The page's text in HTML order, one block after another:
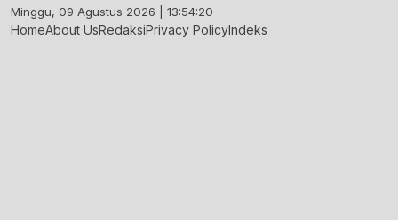
Skip
to
Minggu, 09 Agustus 2026 | 13:54:21
HomeAbout UsRedaksiPrivacy PolicyIndeks